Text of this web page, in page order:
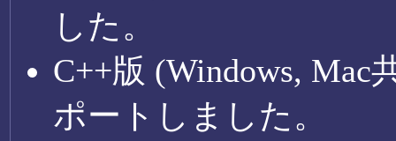
した。
C++版 (Windows, Mac
ポートしました。